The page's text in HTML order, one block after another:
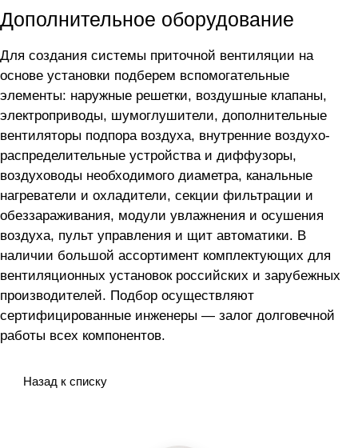
Дополнительное оборудование
Для создания системы приточной вентиляции на
основе установки подберем вспомогательные
элементы: наружные решетки, воздушные клапаны,
электроприводы, шумоглушители, дополнительные
вентиляторы подпора воздуха, внутренние воздухо-
распределительные устройства и диффузоры,
воздуховоды необходимого диаметра, канальные
нагреватели и охладители, секции фильтрации и
обеззараживания, модули увлажнения и осушения
воздуха, пульт управления и щит автоматики. В
наличии большой ассортимент комплектующих для
вентиляционных установок российских и зарубежных
производителей. Подбор осуществляют
сертифицированные инженеры — залог долговечной
работы всех компонентов.
Назад к списку